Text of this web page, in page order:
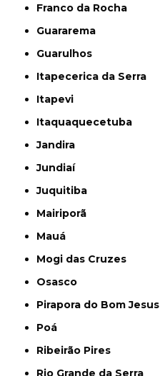
Franco da Rocha
Guararema
Guarulhos
Itapecerica da Serra
Itapevi
Itaquaquecetuba
Jandira
Jundiaí
Juquitiba
Mairiporã
Mauá
Mogi das Cruzes
Osasco
Pirapora do Bom Jesus
Poá
Ribeirão Pires
Rio Grande da Serra